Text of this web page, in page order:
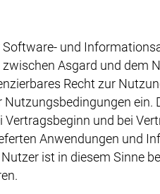
und
Asgard und
Recht zur
Vertragsbeginn und bei
Anwendungen und
ist in diesem Sinne